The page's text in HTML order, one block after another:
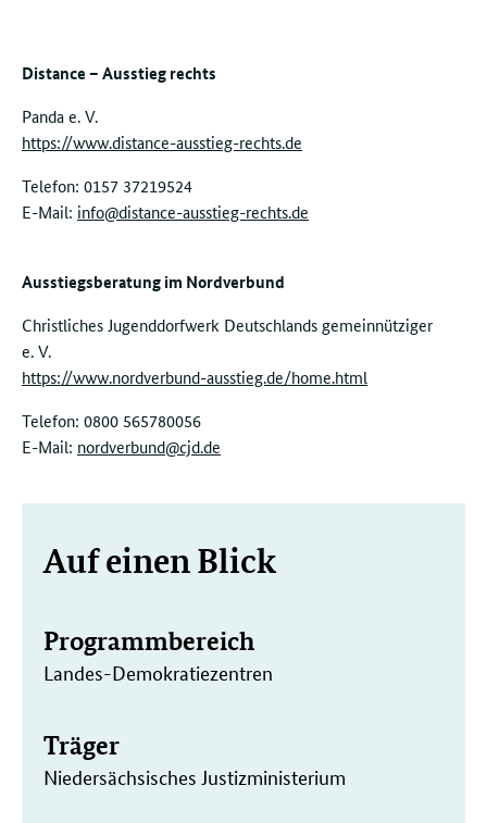
Distance – Ausstieg rechts
Panda e. V.
https://www.distance-ausstieg-rechts.de
Telefon: 0157 37219524
E-Mail: info@distance-ausstieg-rechts.de
Ausstiegsberatung im Nordverbund
Christliches Jugenddorfwerk Deutschlands gemeinnütziger
e. V.
https://www.nordverbund-ausstieg.de/home.html
Telefon: 0800 565780056
E-Mail: nordverbund@cjd.de
Weitere
Auf einen Blick
Programmbereich
Landes-Demokratiezentren
Träger
Niedersächsisches Justizministerium